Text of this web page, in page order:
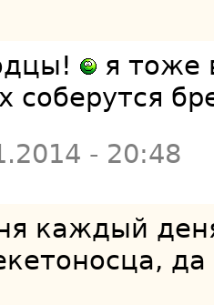
я тоже
соберутся
- 20:48
каждый